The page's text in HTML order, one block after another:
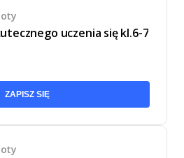
uczenia się kl.6-7
ZAPISZ SIĘ